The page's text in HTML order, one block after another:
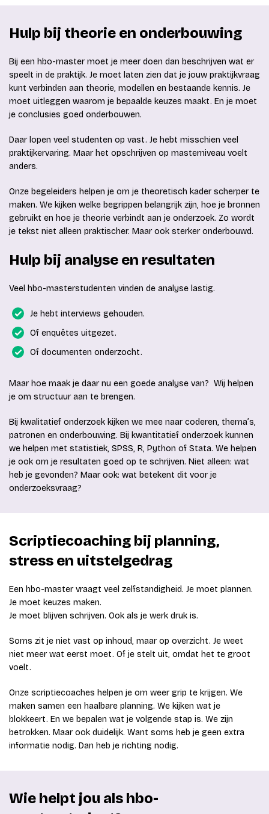
Hulp bij theorie en onderbouwing
Bij een hbo-master moet je meer doen dan beschrijven wat er
speelt in de praktijk. Je moet laten zien dat je jouw praktijkvraag
kunt verbinden aan theorie, modellen en bestaande kennis. Je
moet uitleggen waarom je bepaalde keuzes maakt. En je moet
je conclusies goed onderbouwen.
Daar lopen veel studenten op vast. Je hebt misschien veel
praktijkervaring. Maar het opschrijven op masterniveau voelt
anders.
Onze begeleiders helpen je om je theoretisch kader scherper te
maken. We kijken welke begrippen belangrijk zijn, hoe je bronnen
gebruikt en hoe je theorie verbindt aan je onderzoek. Zo wordt
je tekst niet alleen praktischer. Maar ook sterker onderbouwd.
Hulp bij analyse en resultaten
Veel hbo-masterstudenten vinden de analyse lastig.
Je hebt interviews gehouden.
Of enquêtes uitgezet.
Of documenten onderzocht.
Maar hoe maak je daar nu een goede analyse van? Wij helpen
je om structuur aan te brengen.
Bij kwalitatief onderzoek kijken we mee naar coderen, thema’s,
patronen en onderbouwing. Bij kwantitatief onderzoek kunnen
we helpen met statistiek, SPSS, R, Python of Stata. We helpen
je ook om je resultaten goed op te schrijven. Niet alleen: wat
heb je gevonden? Maar ook: wat betekent dit voor je
onderzoeksvraag?
Scriptiecoaching bij planning,
stress en uitstelgedrag
Een hbo-master vraagt veel zelfstandigheid. Je moet plannen.
Je moet keuzes maken.
Je moet blijven schrijven. Ook als je werk druk is.
Soms zit je niet vast op inhoud, maar op overzicht. Je weet
niet meer wat eerst moet. Of je stelt uit, omdat het te groot
voelt.
Onze scriptiecoaches helpen je om weer grip te krijgen. We
maken samen een haalbare planning. We kijken wat je
blokkeert. En we bepalen wat je volgende stap is. We zijn
betrokken. Maar ook duidelijk. Want soms heb je geen extra
informatie nodig. Dan heb je richting nodig.
Wie helpt jou als hbo-